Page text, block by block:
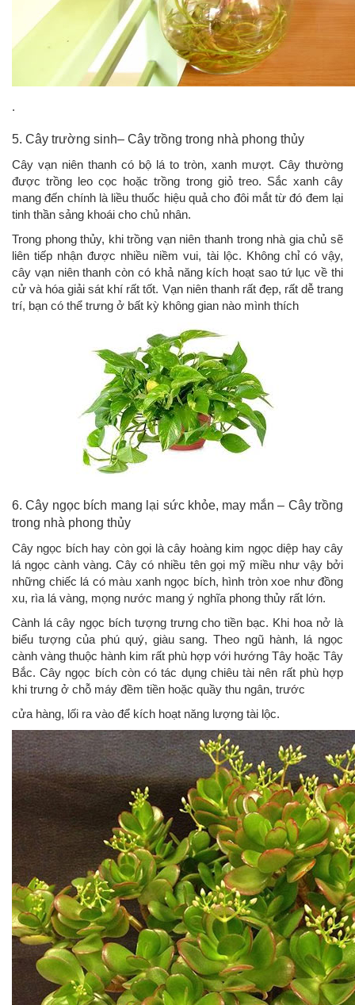
.
5. Cây trường sinh– Cây trồng trong nhà phong thủy
Cây vạn niên thanh có bộ lá to tròn, xanh mượt. Cây thường
được trồng leo cọc hoặc trồng trong giỏ treo. Sắc xanh cây
mang đến chính là liều thuốc hiệu quả cho đôi mắt từ đó đem lại
tinh thần sảng khoái cho chủ nhân.
Trong phong thủy, khi trồng vạn niên thanh trong nhà gia chủ sẽ
liên tiếp nhận được nhiều niềm vui, tài lộc. Không chỉ có vậy,
cây vạn niên thanh còn có khả năng kích hoạt sao tứ lục về thi
cử và hóa giải sát khí rất tốt. Vạn niên thanh rất đẹp, rất dễ trang
trí, bạn có thể trưng ở bất kỳ không gian nào mình thích
6. Cây ngọc bích mang lại sức khỏe, may mắn – Cây trồng
trong nhà phong thủy
Cây ngọc bích hay còn gọi là cây hoàng kim ngọc diệp hay cây
lá ngọc cành vàng. Cây có nhiều tên gọi mỹ miều như vậy bởi
những chiếc lá có màu xanh ngọc bích, hình tròn xoe như đồng
xu, rìa lá vàng, mọng nước mang ý nghĩa phong thủy rất lớn.
Cành lá cây ngọc bích tượng trưng cho tiền bạc. Khi hoa nở là
biểu tượng của phú quý, giàu sang. Theo ngũ hành, lá ngọc
cành vàng thuộc hành kim rất phù hợp với hướng Tây hoặc Tây
Bắc. Cây ngọc bích còn có tác dụng chiêu tài nên rất phù hợp
khi trưng ở chỗ máy đềm tiền hoặc quầy thu ngân, trước
cửa hàng, lối ra vào để kích hoạt năng lượng tài lộc.